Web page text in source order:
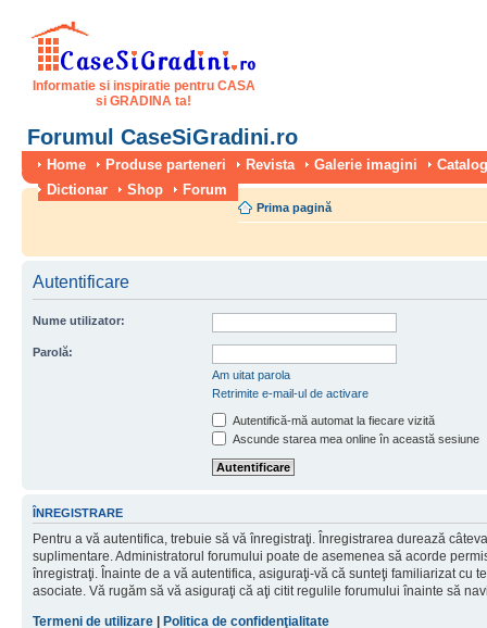
Informatie si inspiratie pentru CASA
si GRADINA ta!
Forumul CaseSiGradini.ro
Home Produse parteneri Revista Galerie imagini
Dictionar
Shop Forum
Prima pagină
Autentificare
Nume utilizator:
Parolă:
Am uitat parola
Retrimite e-mail-ul de activare
Autentifică-mă automat la fiecare vizită
Ascunde starea mea online în această sesiune
ÎNREGISTRARE
Pentru a vă autentifica, trebuie să vă înregistraţi. Înregistrarea durează
suplimentare. Administratorul forumului poate de asemenea să acorde
înregistraţi. Înainte de a vă autentifica, asiguraţi-vă că sunteţi familiarizat cu
asociate. Vă rugăm să vă asiguraţi că aţi citit regulile forumului înainte să
Termeni de utilizare | Politica de confidenţialitate